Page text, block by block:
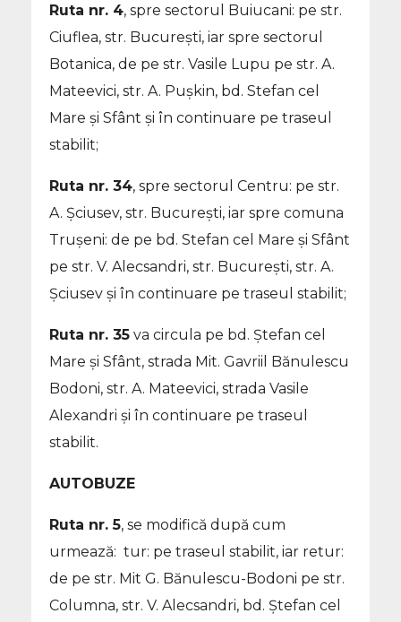
Ruta nr. 4, spre sectorul Buiucani: pe str.
Ciuflea, str. București, iar spre sectorul
Botanica, de pe str. Vasile Lupu pe str. A.
Mateevici, str. A. Pușkin, bd. Stefan cel
Mare și Sfânt și în continuare pe traseul
stabilit;
Ruta nr. 34, spre sectorul Centru: pe str.
A. Șciusev, str. București, iar spre comuna
Trușeni: de pe bd. Stefan cel Mare și Sfânt
pe str. V. Alecsandri, str. București, str. A.
Șciusev și în continuare pe traseul stabilit;
Ruta nr. 35 va circula pe bd. Ștefan cel
Mare și Sfânt, strada Mit. Gavriil Bănulescu
Bodoni, str. A. Mateevici, strada Vasile
Alexandri și în continuare pe traseul
stabilit.
AUTOBUZE
Ruta nr. 5, se modifică după cum
urmează: tur: pe traseul stabilit, iar retur:
de pe str. Mit G. Bănulescu-Bodoni pe str.
Columna, str. V. Alecsandri, bd. Ștefan cel